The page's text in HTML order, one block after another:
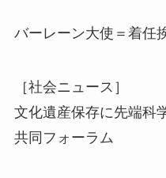
バーレーン大使＝着任
［社会ニュース］
文化遺産保存に先端科
共同フォーラム